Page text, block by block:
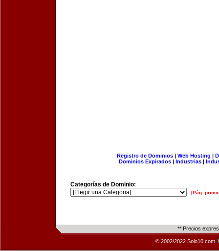
Registro de Dominios| Web Hosting |
Dominios Expirados | Industrias |
Categorías de Dominio:
[Pág.
** Precios
© 2002/2022 Solo10.com